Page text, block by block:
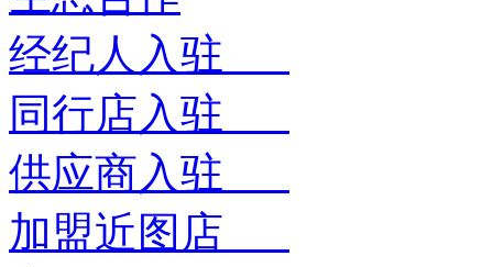
经纪人入驻
同行店入驻
供应商入驻
加盟近图店